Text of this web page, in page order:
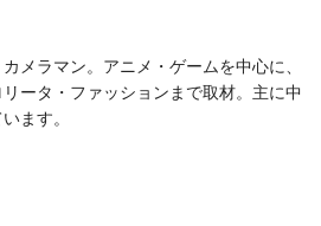
メラマン。アニメ・ゲームを中心に、
ータ・ファッションまで取材。主に中
ます。